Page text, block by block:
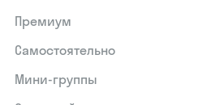
Премиум
Самостоятельно
Мини-группы